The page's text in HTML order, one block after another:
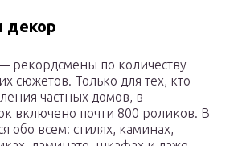
декор
рекордсмены по количеству
сюжетов. Только для тех, кто
частных домов, в
включено почти 800 роликов. В
обо всем: стилях, каминах,